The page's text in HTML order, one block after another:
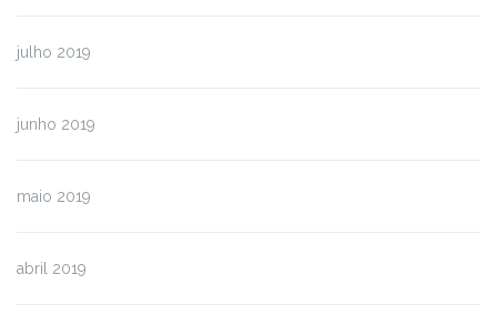
julho 2019
junho 2019
maio 2019
abril 2019